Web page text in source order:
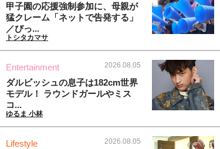
甲子園の応援強制参加に、母親が
猛クレーム「ネットで告発する」
／びっ...
トシタカマサ
Entertainment 2026.08.05
ダルビッシュの息子は182cm世界
モデル！ ラウンドガールやミス
コ...
ゆるま 小林
Lifestyle 2026.08.05